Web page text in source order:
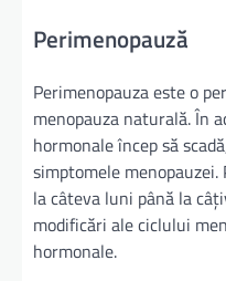
Perimenopauză
Perimenopauza este o
menopauza naturală. În
hormonale încep să
simptomele
la câteva luni până la
modificări ale ciclului
hormonale.